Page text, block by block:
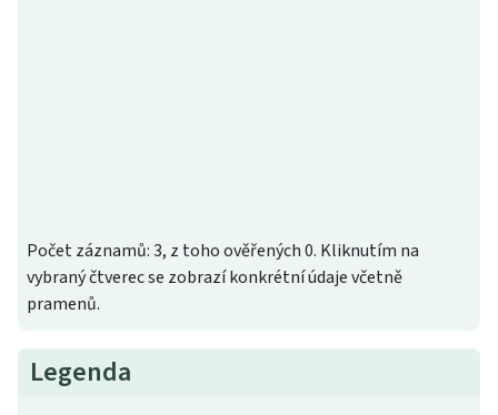
Počet záznamů: 3, z toho ověřených 0. Kliknutím na
vybraný čtverec se zobrazí konkrétní údaje včetně
pramenů.
Legenda